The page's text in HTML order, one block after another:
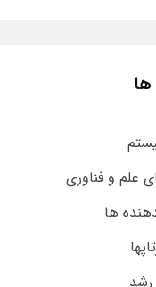
علم و فناوری
ها
رشد